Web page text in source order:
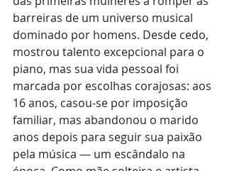
barreiras de um universo musical
dominado por homens. Desde cedo,
mostrou talento excepcional para o
piano, mas sua vida pessoal foi
marcada por escolhas corajosas: aos
16 anos, casou-se por imposição
familiar, mas abandonou o marido
anos depois para seguir sua paixão
pela música — um escândalo na